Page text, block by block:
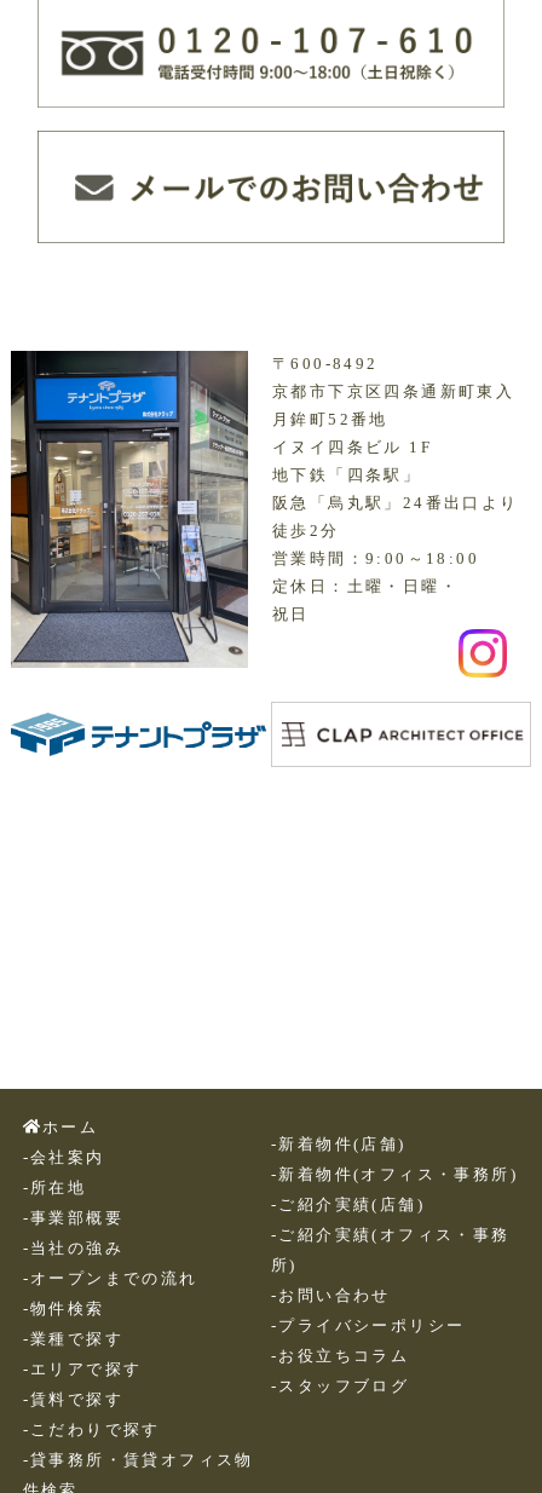
〒600-8492
京都市下京区四条通新町東入
月鉾町52番地
イヌイ四条ビル 1F
地下鉄「四条駅」
阪急「烏丸駅」24番出口より
徒歩2分
営業時間：9:00～18:00
定休日：土曜・日曜・
祝日
ホーム
-会社案内
-所在地
-事業部概要
-当社の強み
-オープンまでの流れ
-物件検索
-業種で探す
-エリアで探す
-賃料で探す
-こだわりで探す
-貸事務所・賃貸オフィス物
-新着物件(店舗)
-新着物件(オフィス・事務所)
-ご紹介実績(店舗)
-ご紹介実績(オフィス・事務
所)
-お問い合わせ
-プライバシーポリシー
-お役立ちコラム
-スタッフブログ